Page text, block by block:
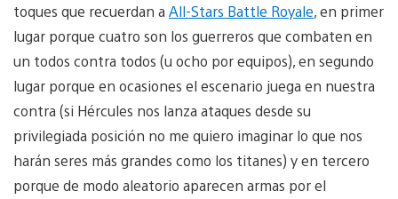
toques que recuerdan a All-Stars Battle Royale, en primer
lugar porque cuatro son los guerreros que combaten en
un todos contra todos (u ocho por equipos), en segundo
lugar porque en ocasiones el escenario juega en nuestra
contra (si Hércules nos lanza ataques desde su
privilegiada posición no me quiero imaginar lo que nos
harán seres más grandes como los titanes) y en tercero
porque de modo aleatorio aparecen armas por el